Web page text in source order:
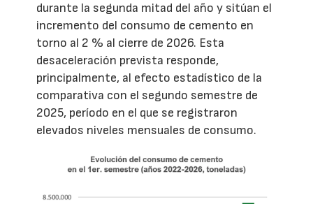
durante la segunda mitad del año y sitúan el
incremento del consumo de cemento en
torno al 2 % al cierre de 2026. Esta
desaceleración prevista responde,
principalmente, al efecto estadístico de la
comparativa con el segundo semestre de
2025, período en el que se registraron
elevados niveles mensuales de consumo.